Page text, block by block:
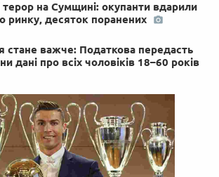
терор на Сумщині: окупанти вдарили
ринку, десяток поранених
стане важче: Податкова передасть
дані про всіх чоловіків 18–60 років